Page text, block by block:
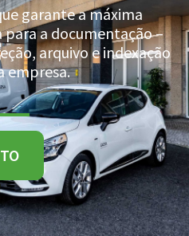
garante a máxima
para a documentação –
arquivo e indexação
empresa.